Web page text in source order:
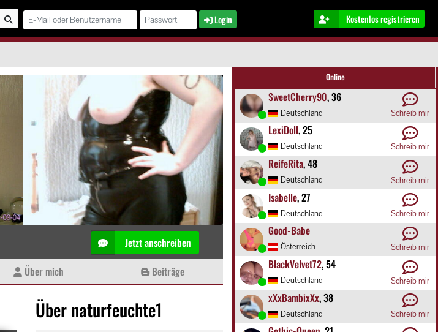
Login Kostenlos registrieren
Jetzt anschreiben
Über mich Beiträge
Über naturfeuchte1
Online
SweetCherry90, 36
Deutschland Schreib mir
LexiDoll, 25
Deutschland Schreib mir
ReifeRita, 48
Deutschland Schreib mir
Isabelle, 27
Deutschland Schreib mir
Good-Babe
Österreich Schreib mir
BlackVelvet72, 54
Deutschland Schreib mir
xXxBambixXx, 38
Deutschland Schreib mir